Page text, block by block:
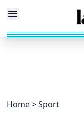
Home Sport